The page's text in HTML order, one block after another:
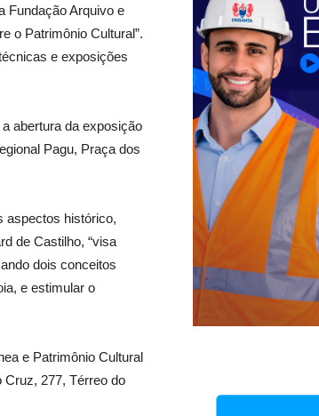
Fundação Arquivo e
o Patrimônio Cultural”.
e exposições
abertura da exposição
Pagu, Praça dos
aspectos histórico,
de Castilho, “visa
dois conceitos
e estimular o
e Patrimônio Cultural
Cruz, 277, Térreo do